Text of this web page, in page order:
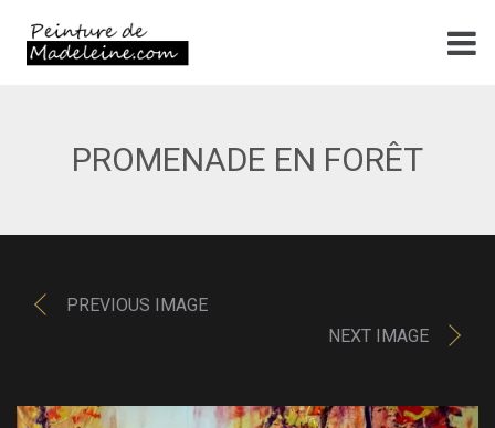
PROMENADE EN FORÊT
PREVIOUS IMAGE
NEXT IMAGE